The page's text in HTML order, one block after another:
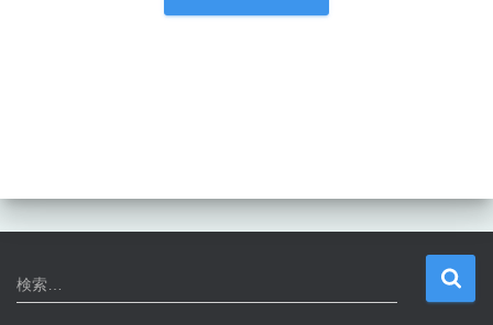
検
索
検索…